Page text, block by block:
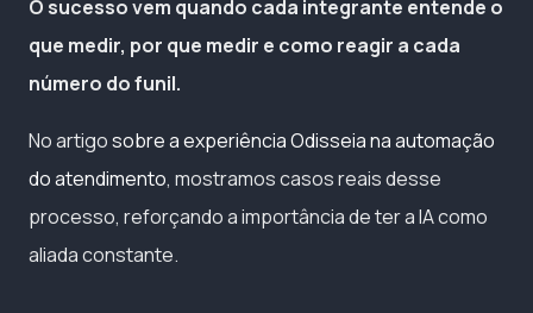
O sucesso vem quando cada integrante entende o
que medir, por que medir e como reagir a cada
número do funil.
No artigosobre a experiência Odisseia na automação
do atendimento, mostramos casos reais desse
processo, reforçando a importância de ter a IA como
aliada constante.